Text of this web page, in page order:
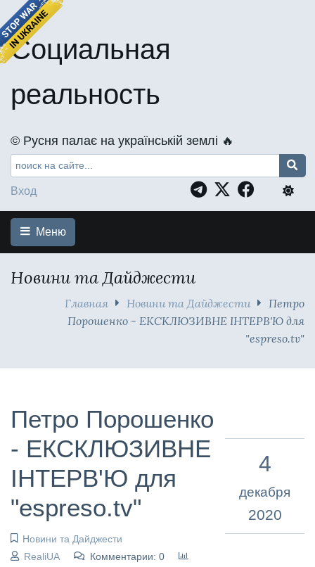
Социальная
реальность
©️ Русня палає на українській землі 🔥
Вход
Меню
Новини та Дайджести
Главная Новини та Дайджести
Петро
Порошенко - ЕКСКЛЮЗИВНЕ ІНТЕРВ'Ю для
"espreso.tv"
Петро Порошенко
- ЕКСКЛЮЗИВНЕ
ІНТЕРВ'Ю для
"espreso.tv"
Новини та Дайджести
RealiUA
Комментарии: 0
4
декабря
2020